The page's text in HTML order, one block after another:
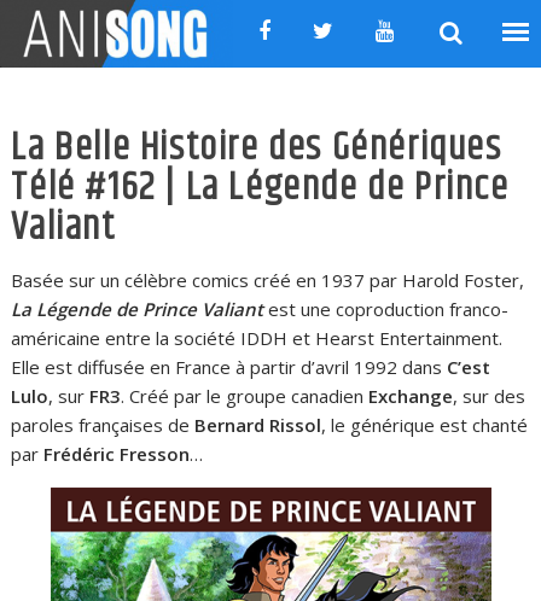
content
La Belle Histoire des Génériques
Télé #162 | La Légende de Prince
Valiant
Basée sur un célèbre comics créé en 1937 par Harold Foster,
La Légende de Prince Valiantest une coproduction franco-
américaine entre la société IDDH et Hearst Entertainment.
Elle est diffusée en France à partir d’avril 1992 dans C’est
Lulo, sur FR3. Créé par le groupe canadien Exchange, sur des
paroles françaises de Bernard Rissol, le générique est chanté
par Frédéric Fresson…